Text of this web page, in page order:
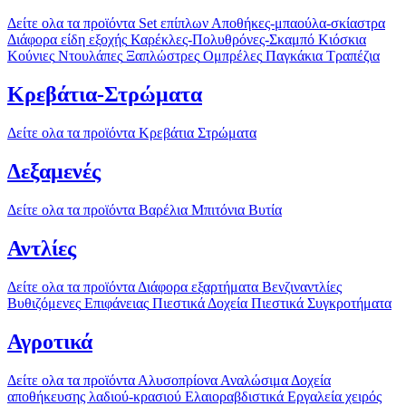
Δείτε ολα τα προϊόντα Set επίπλωνΑποθήκες-μπαούλα-σκίαστρα
Διάφορα είδη εξοχής Καρέκλες-Πολυθρόνες-Σκαμπό Κιόσκια
Κούνιες Ντουλάπες Ξαπλώστρες Ομπρέλες Παγκάκια Τραπέζια
Κρεβάτια-Στρώματα
Δείτε ολα τα προϊόντα Κρεβάτια Στρώματα
Δεξαμενές
Δείτε ολα τα προϊόντα Βαρέλια Μπιτόνια Βυτία
Αντλίες
Δείτε ολα τα προϊόντα Διάφορα εξαρτήματα Βενζιναντλίες
Βυθιζόμενες Επιφάνειας Πιεστικά Δοχεία Πιεστικά Συγκροτήματα
Αγροτικά
Δείτε ολα τα προϊόντα Αλυσοπρίονα Αναλώσιμα Δοχεία
αποθήκευσης λαδιού-κρασιού Ελαιοραβδιστικά Εργαλεία χειρός